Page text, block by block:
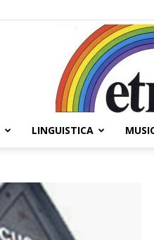
LINGUISTICA